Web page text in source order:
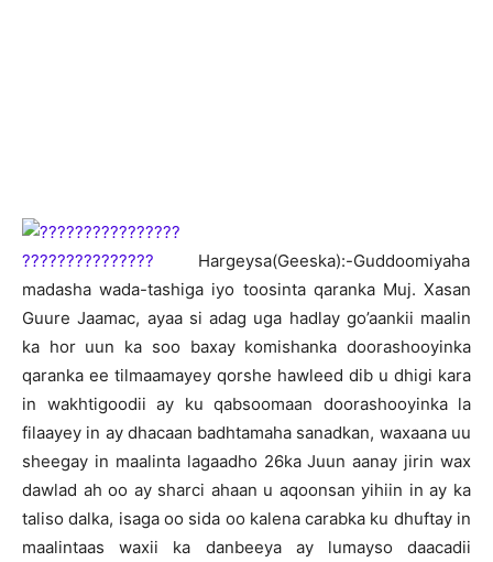
Hargeysa(Geeska):-Guddoomiyaha
madasha wada-tashiga iyo toosinta qaranka Muj. Xasan
Guure Jaamac, ayaa si adag uga hadlay go’aankii maalin
ka hor uun ka soo baxay komishanka doorashooyinka
qaranka ee tilmaamayey qorshe hawleed dib u dhigi kara
in wakhtigoodii ay ku qabsoomaan doorashooyinka la
filaayey in ay dhacaan badhtamaha sanadkan, waxaana uu
sheegay in maalinta lagaadho 26ka Juun aanay jirin wax
dawlad ah oo ay sharci ahaan u aqoonsan yihiin in ay ka
taliso dalka, isaga oo sida oo kalena carabka ku dhuftay in
maalintaas waxii ka danbeeya ay lumayso daacadii